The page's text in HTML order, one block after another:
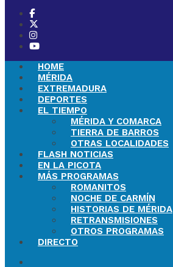
HOME
MÉRIDA
EXTREMADURA
DEPORTES
EL TIEMPO
MÉRIDA Y COMARCA
TIERRA DE BARROS
OTRAS LOCALIDADES
FLASH NOTICIAS
EN LA PICOTA
MÁS PROGRAMAS
ROMANITOS
NOCHE DE CARMÍN
HISTORIAS DE MÉRIDA
RETRANSMISIONES
OTROS PROGRAMAS
DIRECTO